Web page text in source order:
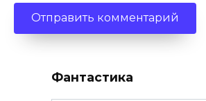
Фантастика